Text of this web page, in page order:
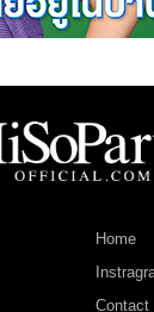
Home
Contact